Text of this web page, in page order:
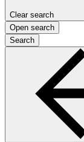
Clear search
Open search
Search